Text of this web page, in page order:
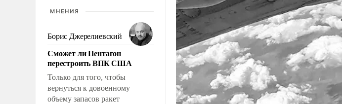
МНЕНИЯ
Борис Джерелиевский
Сможет ли Пентагон
перестроить ВПК США
Только для того, чтобы
вернуться к довоенному
объему запасов ракет